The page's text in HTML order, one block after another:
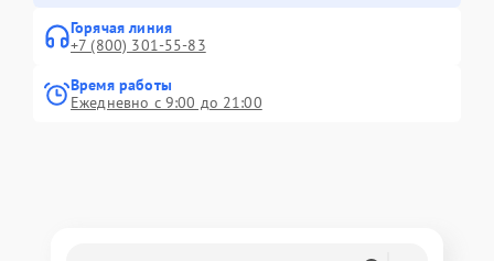
Горячая линия
+7 (800) 301-55-83
Время работы
Ежедневно с 9:00 до 21:00